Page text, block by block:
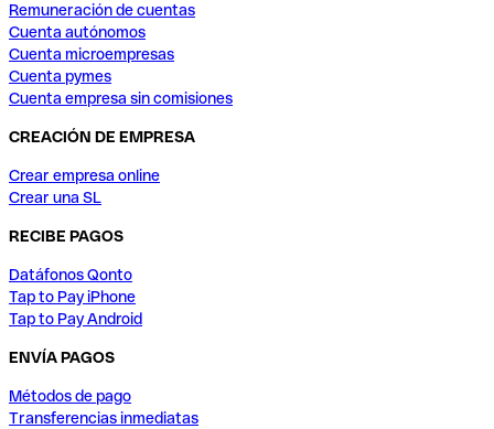
Remuneración de cuentas
Cuenta autónomos
Cuenta microempresas
Cuenta pymes
Cuenta empresa sin comisiones
CREACIÓN DE EMPRESA
Crear empresa online
Crear una SL
RECIBE PAGOS
Datáfonos Qonto
Tap to Pay iPhone
Tap to Pay Android
ENVÍA PAGOS
Métodos de pago
Transferencias inmediatas